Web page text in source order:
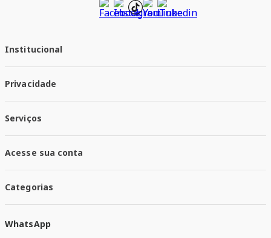
Institucional
Trabalhe conosco
Responsabilidade Social
Nossas Lojas
Privacidade
Política de Entrega
Trocas e Devoluções
Serviços
Santa Mais Exames
Santa Mais Serviços
Santa Mais Convenios
Acesse sua conta
Meus Pedidos
Categorias
Saúde e Bem-estar
WhatsApp